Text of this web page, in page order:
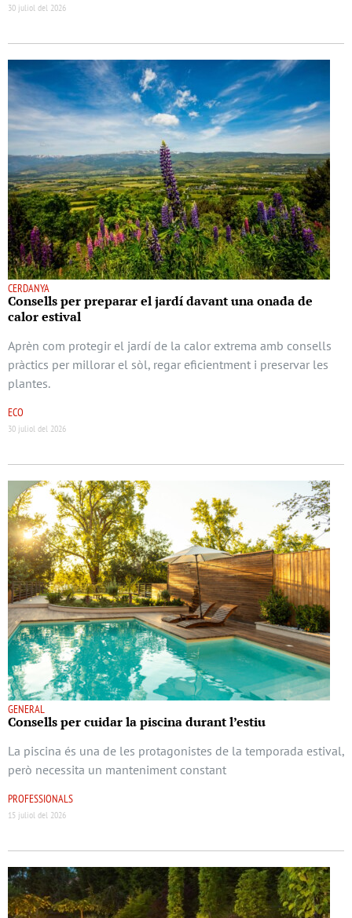
30 juliol del 2026
CERDANYA
Consells per preparar el jardí davant una onada de
calor estival
Aprèn com protegir el jardí de la calor extrema amb consells
pràctics per millorar el sòl, regar eficientment i preservar les
plantes.
ECO
30 juliol del 2026
GENERAL
Consells per cuidar la piscina durant l’estiu
La piscina és una de les protagonistes de la temporada estival,
però necessita un manteniment constant
PROFESSIONALS
15 juliol del 2026